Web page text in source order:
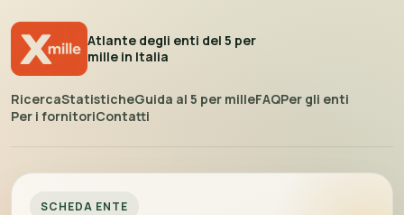
Atlante degli enti del 5 per
mille in Italia
RicercaStatisticheGuida al 5 per milleFAQPer gli enti
Per i fornitoriContatti
SCHEDA ENTE